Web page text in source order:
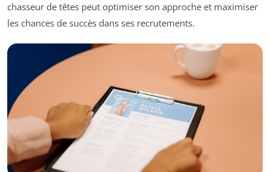
chasseur de têtes peut optimiser son approche et maximiser
les chances de succès dans ses recrutements.